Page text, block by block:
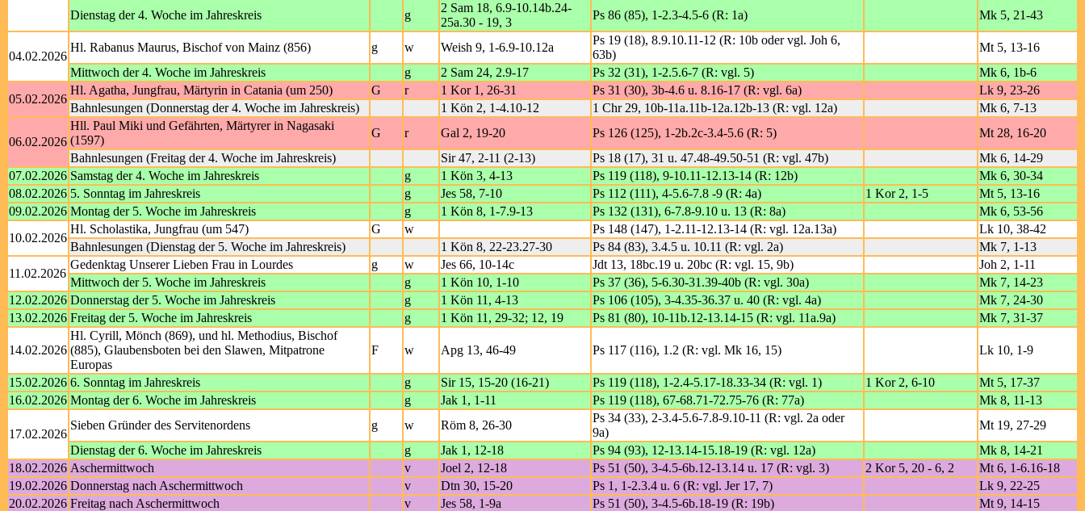
Dienstag der 4. Woche im Jahreskreis g
2 Sam 18, 6.9-10.14b.24-
25a.30 - 19, 3
Ps 86 (85), 1-2.3-4.5-6 (R: 1a) Mk 5, 21-43
04.02.2026
Hl. Rabanus Maurus, Bischof von Mainz (856) g w Weish 9, 1-6.9-10.12a
Ps 19 (18), 8.9.10.11-12 (R: 10b oder vgl. Joh 6,
63b)
Mt 5, 13-16
Mittwoch der 4. Woche im Jahreskreis
g 2 Sam 24, 2.9-17 Ps 32 (31), 1-2.5.6-7 (R: vgl. 5)
Mk 6, 1b-6
05.02.2026
Hl. Agatha, Jungfrau, Märtyrin in Catania (um 250) G r 1 Kor 1, 26-31 Ps 31 (30), 3b-4.6 u. 8.16-17 (R: vgl. 6a)
Lk 9, 23-26
Bahnlesungen (Donnerstag der 4. Woche im Jahreskreis)
1 Kön 2, 1-4.10-12 1 Chr 29, 10b-11a.11b-12a.12b-13 (R: vgl. 12a) Mk 6, 7-13
06.02.2026
Hll. Paul Miki und Gefährten, Märtyrer in Nagasaki
(1597)
G r Gal 2, 19-20 Ps 126 (125), 1-2b.2c-3.4-5.6 (R: 5)
Mt 28, 16-20
Bahnlesungen (Freitag der 4. Woche im Jahreskreis)
Sir 47, 2-11 (2-13) Ps 18 (17), 31 u. 47.48-49.50-51 (R: vgl. 47b)
Mk 6, 14-29
07.02.2026 Samstag der 4. Woche im Jahreskreis g 1 Kön 3, 4-13 Ps 119 (118), 9-10.11-12.13-14 (R: 12b)
Mk 6, 30-34
08.02.2026 5. Sonntag im Jahreskreis g Jes 58, 7-10 Ps 112 (111), 4-5.6-7.8 -9 (R: 4a) 1 Kor 2, 1-5
Mt 5, 13-16
09.02.2026 Montag der 5. Woche im Jahreskreis g 1 Kön 8, 1-7.9-13 Ps 132 (131), 6-7.8-9.10 u. 13 (R: 8a)
Mk 6, 53-56
10.02.2026
Hl. Scholastika, Jungfrau (um 547) G w Ps 148 (147), 1-2.11-12.13-14 (R: vgl. 12a.13a)
Lk 10, 38-42
Bahnlesungen (Dienstag der 5. Woche im Jahreskreis)
1 Kön 8, 22-23.27-30 Ps 84 (83), 3.4.5 u. 10.11 (R: vgl. 2a)
Mk 7, 1-13
11.02.2026
Gedenktag Unserer Lieben Frau in Lourdes g w Jes 66, 10-14c Jdt 13, 18bc.19 u. 20bc (R: vgl. 15, 9b)
Joh 2, 1-11
Mittwoch der 5. Woche im Jahreskreis
g 1 Kön 10, 1-10 Ps 37 (36), 5-6.30-31.39-40b (R: vgl. 30a)
Mk 7, 14-23
12.02.2026 Donnerstag der 5. Woche im Jahreskreis g 1 Kön 11, 4-13 Ps 106 (105), 3-4.35-36.37 u. 40 (R: vgl. 4a)
Mk 7, 24-30
13.02.2026 Freitag der 5. Woche im Jahreskreis g 1 Kön 11, 29-32; 12, 19 Ps 81 (80), 10-11b.12-13.14-15 (R: vgl. 11a.9a) Mk 7, 31-37
14.02.2026
Hl. Cyrill, Mönch (869), und hl. Methodius, Bischof
(885), Glaubensboten bei den Slawen, Mitpatrone
Europas
F w Apg 13, 46-49 Ps 117 (116), 1.2 (R: vgl. Mk 16, 15) Lk 10, 1-9
15.02.2026 6. Sonntag im Jahreskreis g Sir 15, 15-20 (16-21) Ps 119 (118), 1-2.4-5.17-18.33-34 (R: vgl. 1) 1 Kor 2, 6-10
Mt 5, 17-37
16.02.2026 Montag der 6. Woche im Jahreskreis g Jak 1, 1-11 Ps 119 (118), 67-68.71-72.75-76 (R: 77a) Mk 8, 11-13
17.02.2026
Sieben Gründer des Servitenordens g w Röm 8, 26-30
Ps 34 (33), 2-3.4-5.6-7.8-9.10-11 (R: vgl. 2a oder
9a)
Mt 19, 27-29
Dienstag der 6. Woche im Jahreskreis
g Jak 1, 12-18 Ps 94 (93), 12-13.14-15.18-19 (R: vgl. 12a)
Mk 8, 14-21
18.02.2026 Aschermittwoch v Joel 2, 12-18 Ps 51 (50), 3-4.5-6b.12-13.14 u. 17 (R: vgl. 3) 2 Kor 5, 20 - 6, 2
Mt 6, 1-6.16-18
19.02.2026 Donnerstag nach Aschermittwoch v Dtn 30, 15-20 Ps 1, 1-2.3.4 u. 6 (R: vgl. Jer 17, 7)
Lk 9, 22-25
20.02.2026 Freitag nach Aschermittwoch v Jes 58, 1-9a Ps 51 (50), 3-4.5-6b.18-19 (R: 19b) Mt 9, 14-15